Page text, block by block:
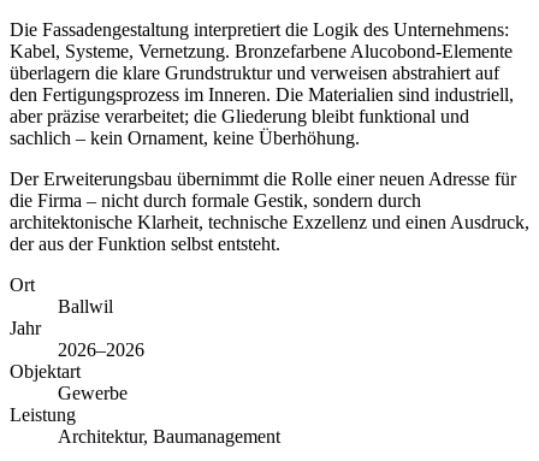
Die Fassadengestaltung interpretiert die Logik des Unternehmens:
Kabel, Systeme, Vernetzung. Bronzefarbene Alucobond-Elemente
überlagern die klare Grundstruktur und verweisen abstrahiert auf
den Fertigungsprozess im Inneren. Die Materialien sind industriell,
aber präzise verarbeitet; die Gliederung bleibt funktional und
sachlich – kein Ornament, keine Überhöhung.
Der Erweiterungsbau übernimmt die Rolle einer neuen Adresse für
die Firma – nicht durch formale Gestik, sondern durch
architektonische Klarheit, technische Exzellenz und einen Ausdruck,
der aus der Funktion selbst entsteht.
Ort
Ballwil
Jahr
2026–2026
Objektart
Gewerbe
Leistung
Architektur, Baumanagement